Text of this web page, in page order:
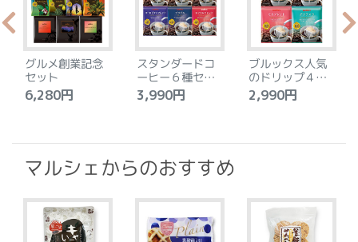
グルメ創業記念
セット
6,280円
スタンダードコ
ーヒー６種セッ
ト
3,990円
ブルックス人気
のドリップ４種
セット
2,990円
マルシェからのおすすめ